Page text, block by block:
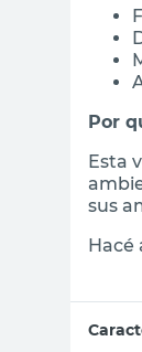
Por
Esta
sus
Hacé